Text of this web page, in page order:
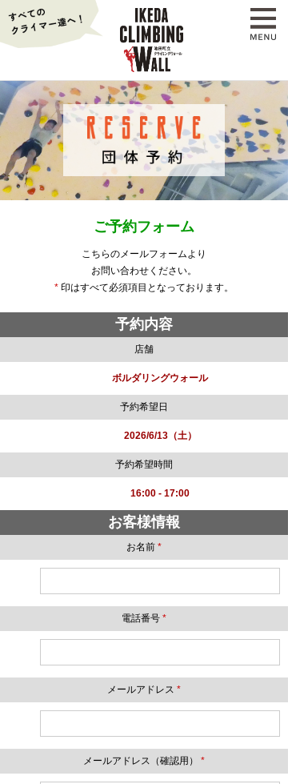
ご予約フォーム
こちらのメールフォームより
お問い合わせください。
* 印はすべて必須項目となっております。
予約内容
店舗
ボルダリングウォール
予約希望日
2026/6/13（土）
予約希望時間
16:00 - 17:00
お客様情報
お名前 *
電話番号 *
メールアドレス *
メールアドレス（確認用） *